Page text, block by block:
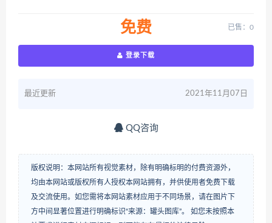
免费 已售：0
登录下载
最近更新 2021年11月07日
QQ咨询
版权说明：本网站所有视觉素材，除有明确标明的付费资源外，
均由本网站或版权所有人授权本网站拥有，并供使用者免费下载
及交流使用。如您需将本网站素材应用于不同场景，请在图片下
方中间显著位置进行明确标识“来源：罐头图库”。 如您未按照本